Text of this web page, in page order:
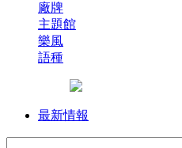
廠牌
主題館
樂風
語種
最新情報